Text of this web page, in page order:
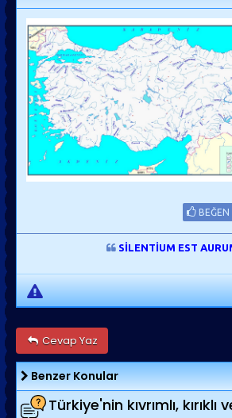
BEĞEN
SİLENTİUM EST
Cevap Yaz
Benzer Konular
Türkiye'nin kıvrımlı,